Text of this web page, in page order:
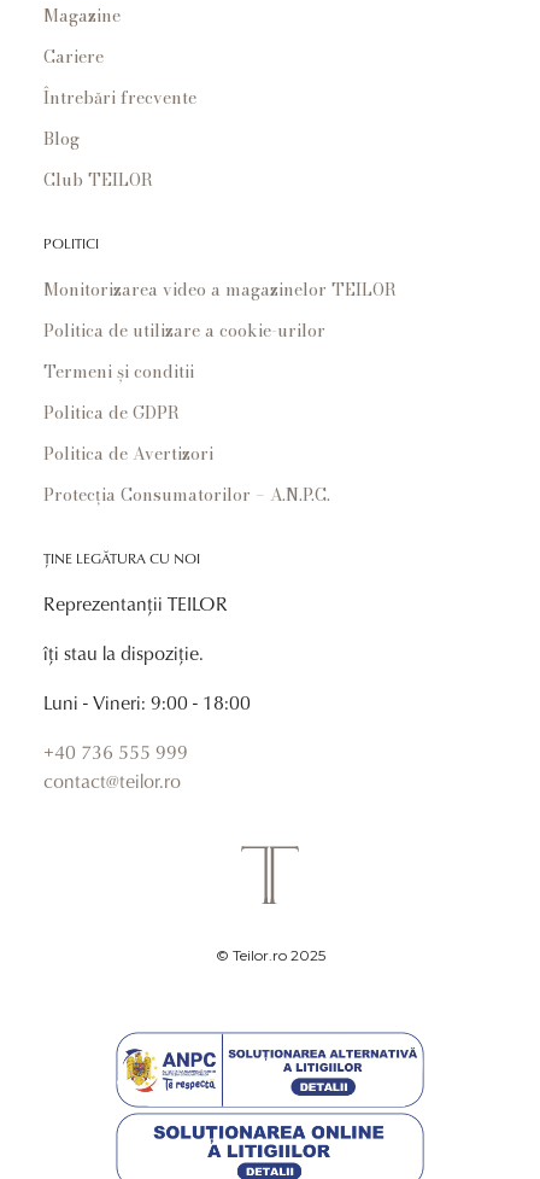
Magazine
Cariere
Întrebări frecvente
Blog
Club TEILOR
POLITICI
Monitorizarea video a magazinelor TEILOR
Politica de utilizare a cookie-urilor
Termeni și conditii
Politica de GDPR
Politica de Avertizori
Protecția Consumatorilor – A.N.P.C.
ȚINE LEGĂTURA CU NOI
Reprezentanții TEILOR
îți stau la dispoziție.
Luni - Vineri: 9:00 - 18:00
+40 736 555 999
contact@teilor.ro
© Teilor.ro 2025